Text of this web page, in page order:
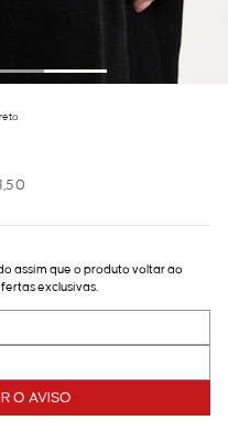
assim que o produto voltar ao
exclusivas.
O AVISO